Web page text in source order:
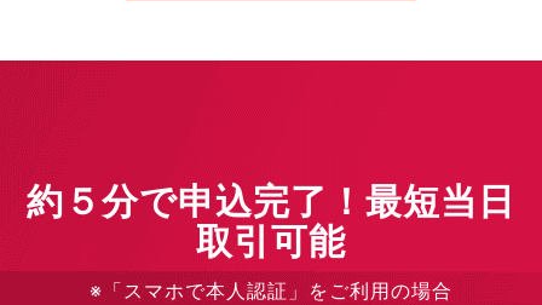
約５分で申込完了！最短当日
取引可能
※「スマホで本人認証」をご利用の場合